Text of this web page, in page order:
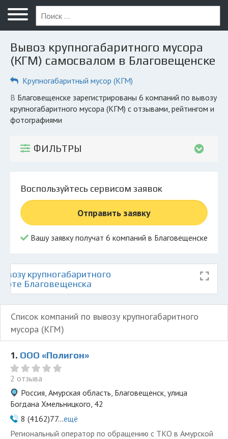
Меню
Главная
Вопрос юристу
Компании
КОМПАНИЯМ
© 2026 Все права защищены
Вывоз крупногабаритного мусора
(КГМ) самосвалом в Благовещенске
Крупногабаритный мусор (КГМ)
в Благовещенске зарегистрированы 6 компаний по вывозу
крупногабаритного мусора (КГМ) с отзывами, рейтингом и
фотографиями
ФИЛЬТРЫ
Воспользуйтесь сервисом заявок
Отправить заявку
Вашу заявку получат 6 компаний в Благовещенске
крупногабаритного
Благовещенска
Список компаний по вывозу крупногабаритного
мусора (КГМ)
1. ООО «Полигон»
2 отзыва
Россия, Амурская область, Благовещенск, улица
Богдана Хмельницкого, 42
8 (4162)77...ещё
Региональный оператор по обращению с ТКО в Амурской